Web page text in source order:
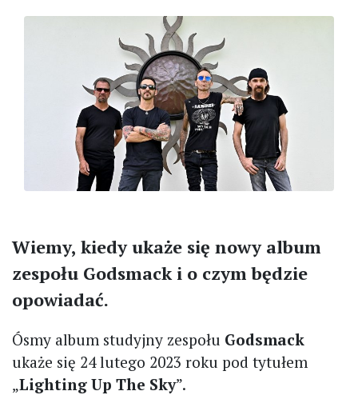
Wiemy, kiedy ukaże się nowy album
zespołu Godsmack i o czym będzie
opowiadać.
Ósmy album studyjny zespołu Godsmack
ukaże się 24 lutego 2023 roku pod tytułem
„Lighting Up The Sky”.